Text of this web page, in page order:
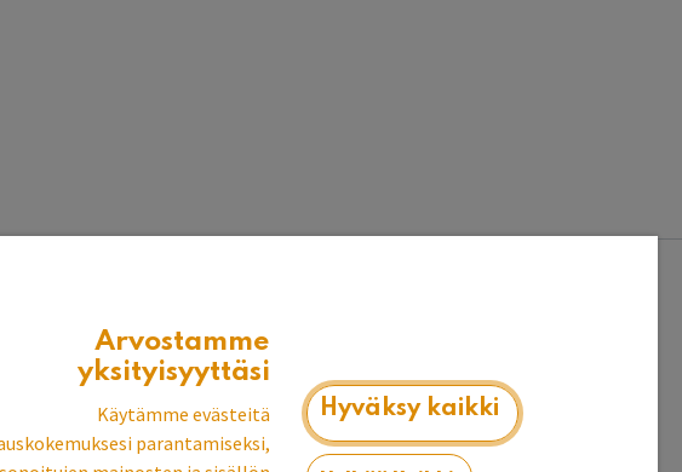
voi kiinnittää pystyyn tai vaakaan. Yhdistä saman värisen
Arvostamme
yksityisyyttäsi
Käytämme evästeitä
parantamiseksi,
Hyväksy kaikki